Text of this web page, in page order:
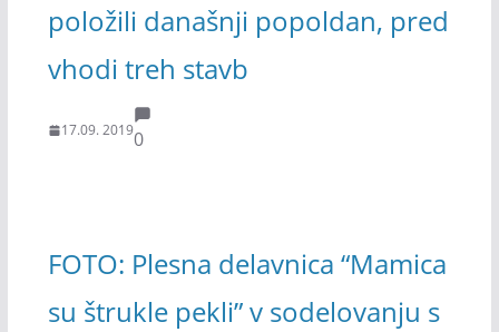
položili današnji popoldan, pred
vhodi treh stavb
17.09. 20190
FOTO: Plesna delavnica “Mamica
su štrukle pekli” v sodelovanju s